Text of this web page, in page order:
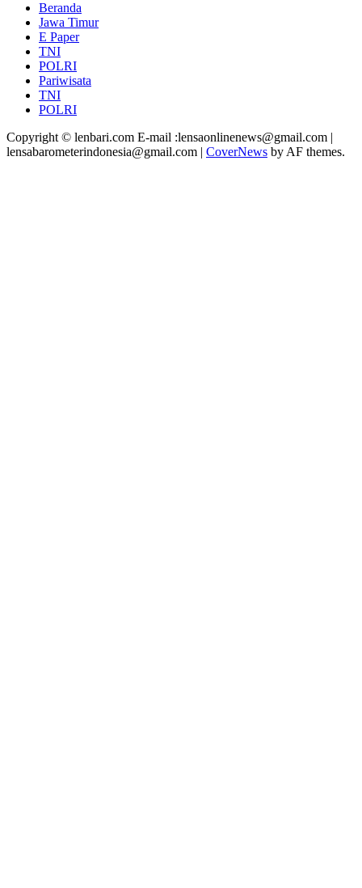
Beranda
Jawa Timur
E Paper
TNI
POLRI
Pariwisata
TNI
POLRI
Copyright © lenbari.com E-mail :lensaonlinenews@gmail.com |
lensabarometerindonesia@gmail.com | CoverNews by AF themes.